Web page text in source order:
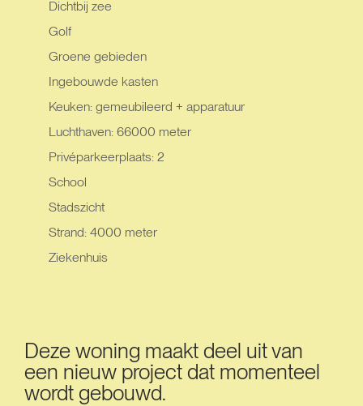
Dichtbij zee
Golf
Groene gebieden
Ingebouwde kasten
Keuken: gemeubileerd + apparatuur
Luchthaven: 66000 meter
Privéparkeerplaats: 2
School
Stadszicht
Strand: 4000 meter
Ziekenhuis
Deze woning maakt deel uit van
een nieuw project dat momenteel
wordt gebouwd.